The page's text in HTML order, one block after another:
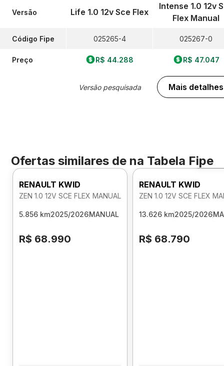
Versão
Código Fipe
Preço
Life 1.0 12v Sce Flex
025265-4
R$ 44.288
Versão pesquisada
Intense 1.0 12v
Flex Manual
025267-0
R$ 47.047
Mais detalhes
Ofertas similares de na Tabela Fipe
RENAULT KWID
ZEN 1.0 12V SCE FLEX MANUAL
5.856 km2025/2026MANUAL
R$ 68.990
Foto
RENAULT KWID
ZEN 1.0 12V SCE FLEX
13.626 km2025/2026
R$ 68.790